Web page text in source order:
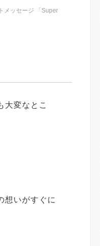
メッセージ 「Super
大変なとこ
想いがすぐに